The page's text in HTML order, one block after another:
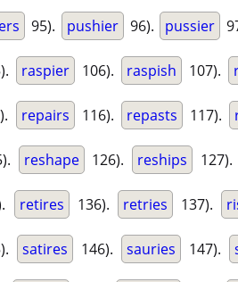
95). pushier 96). pussier
raspier 106). raspish 107).
repairs 116). repasts 117).
reshape 126). reships 127).
retires 136). retries 137).
satires 146). sauries 147).